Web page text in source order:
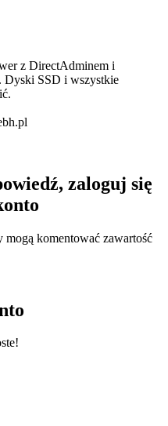
z DirectAdminem i
Dyski SSD i wszystkie
zaloguj się
komentować zawartość